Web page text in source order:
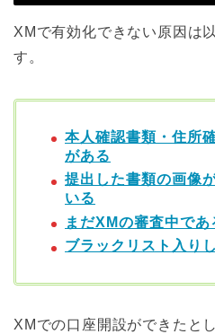
XMで有効化できない原因は
す。
本人確認書類・住所
がある
提出した書類の画像
いる
まだXMの審査中であ
ブラックリスト入り
XMでの口座開設ができたと